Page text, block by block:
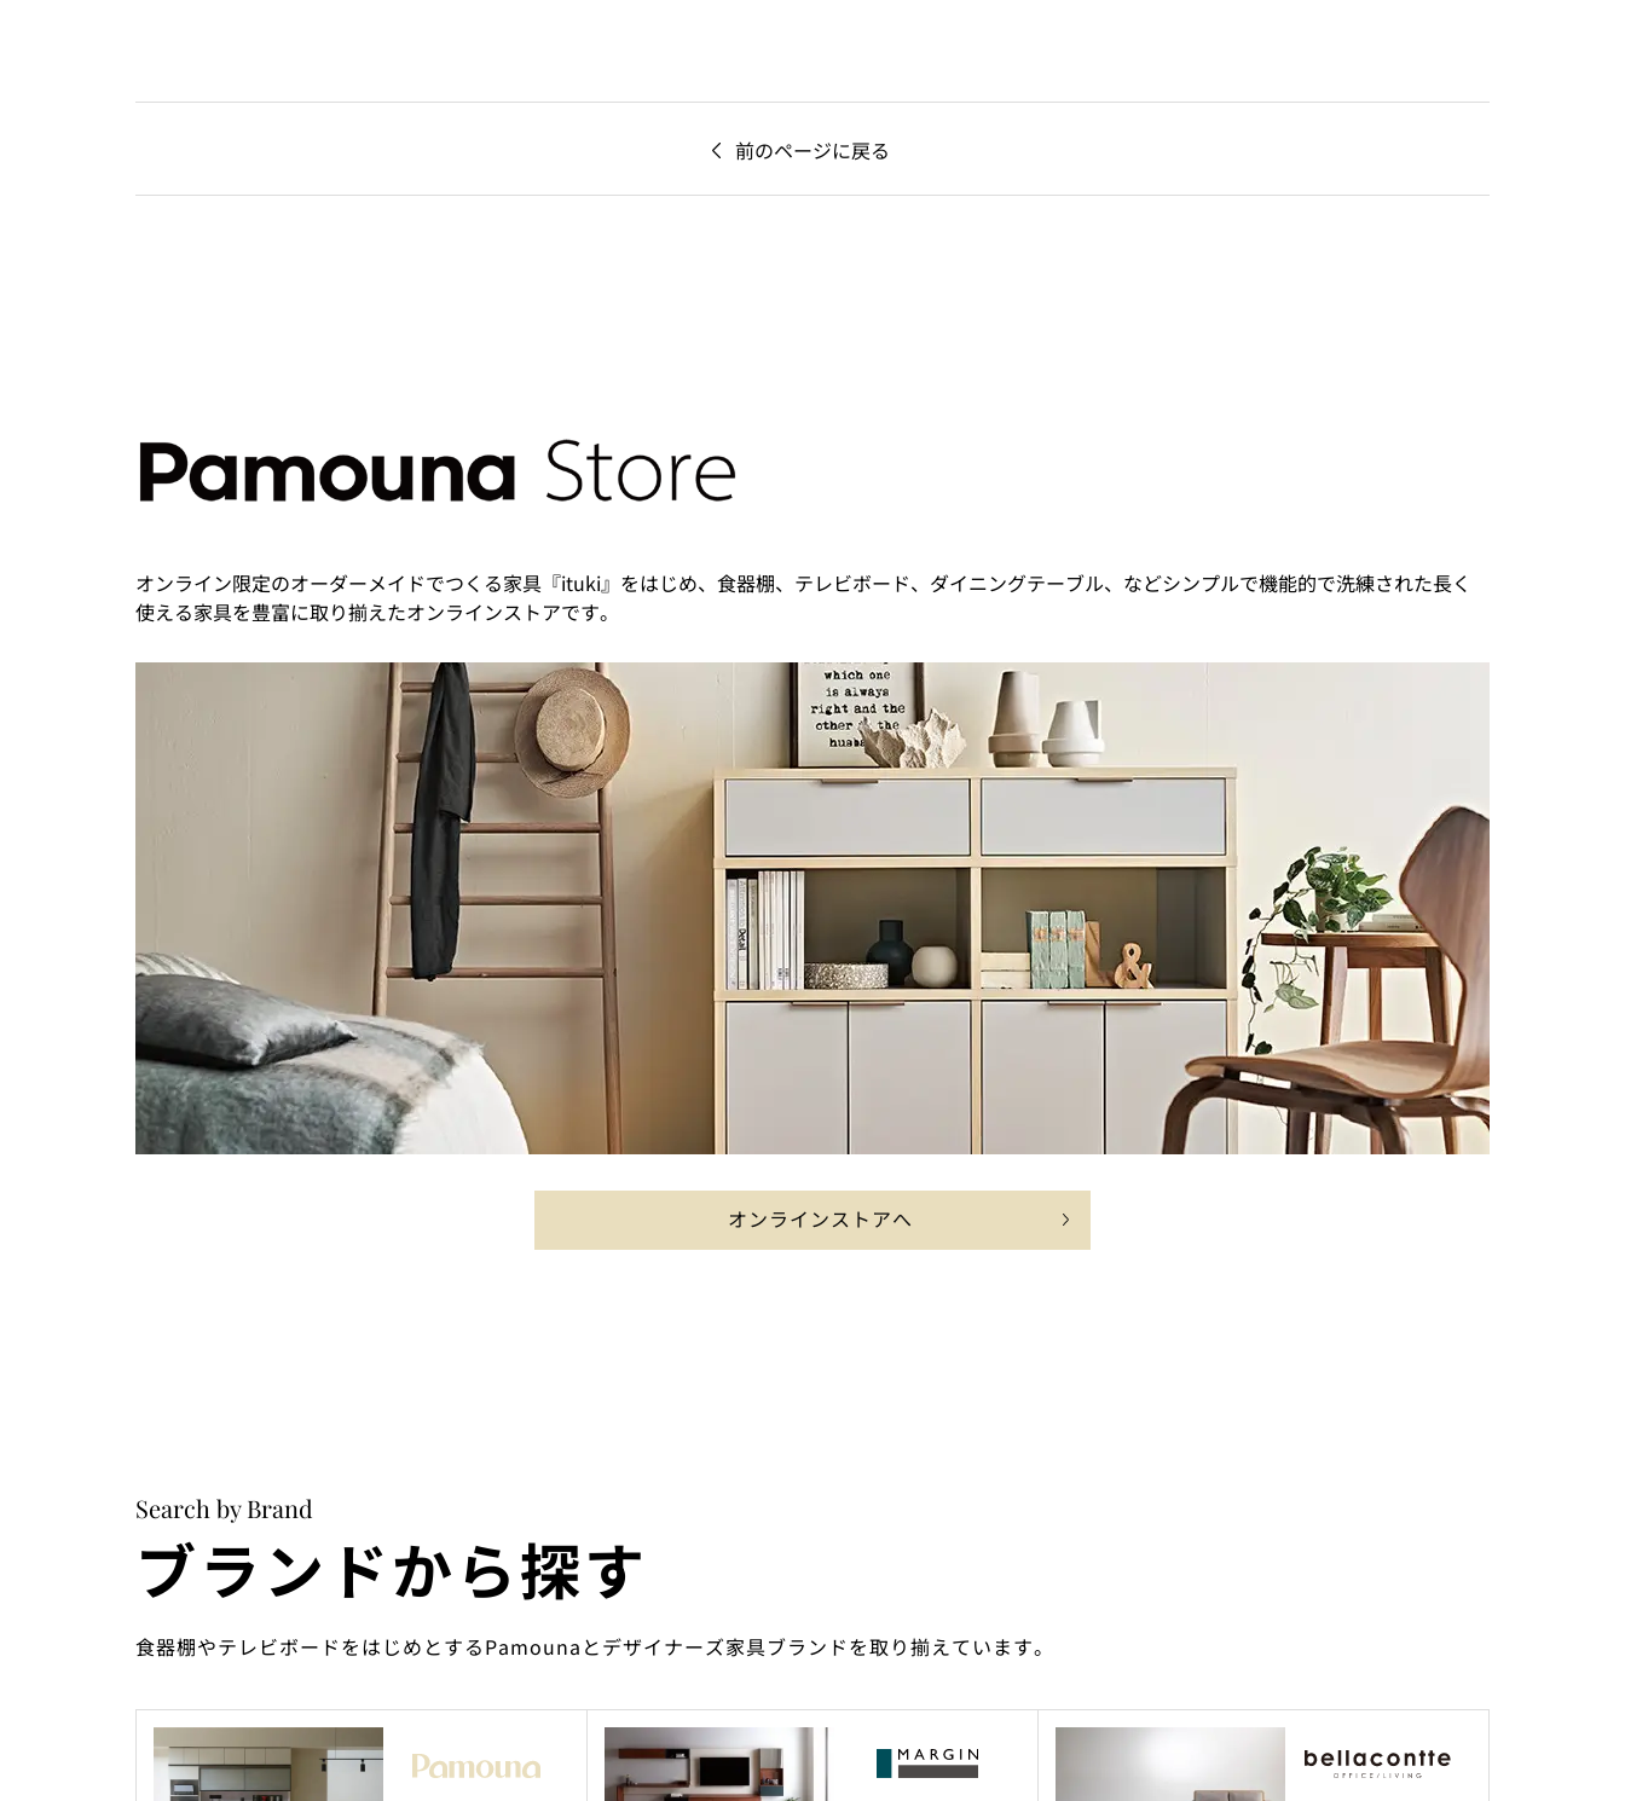
前のページに戻る
オンライン限定のオーダーメイドでつくる家具『ituki』をはじめ、食器棚、テレビボード、ダイニングテーブル、などシンプルで機能的で洗練された長く
使える家具を豊富に取り揃えたオンラインストアです。
オンラインストアへ
Search by Brand
ブランドから探す
食器棚やテレビボードをはじめとするPamounaとデザイナーズ家具ブランドを取り揃えています。